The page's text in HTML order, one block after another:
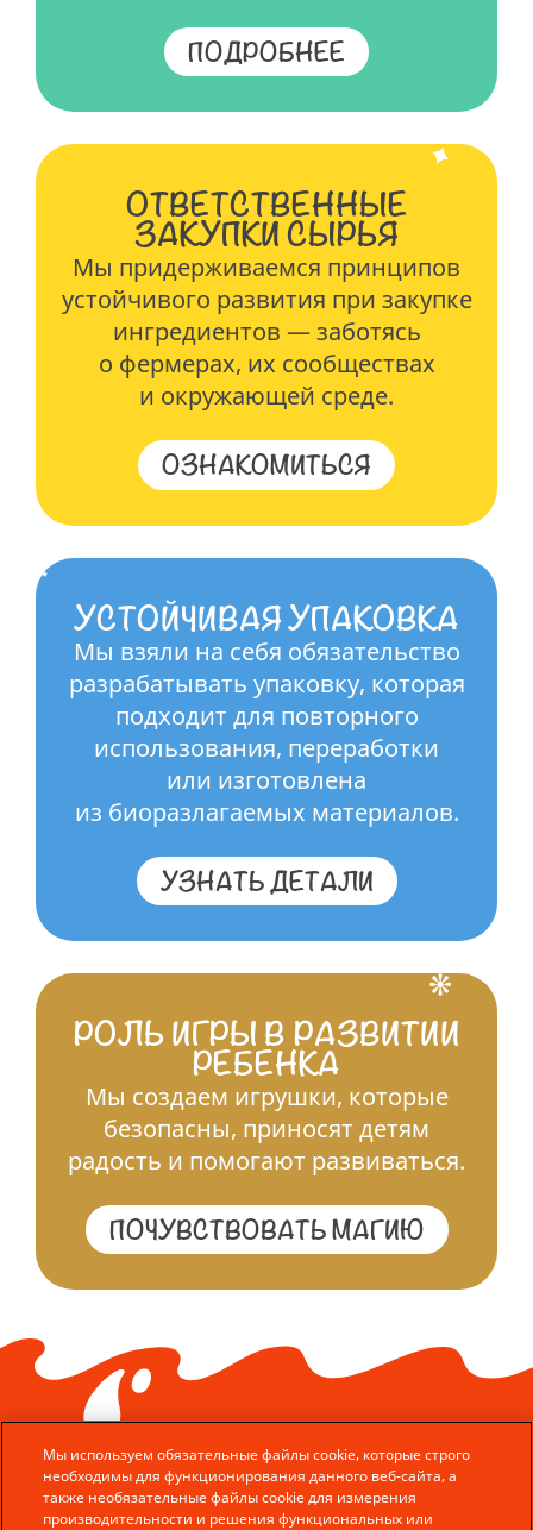
ПОДРОБНЕЕ
ОТВЕТСТВЕННЫЕ
ЗАКУПКИ СЫРЬЯ
Мы придерживаемся принципов
устойчивого развития при закупке
ингредиентов — заботясь
о фермерах, их сообществах
и окружающей среде.
ОЗНАКОМИТЬСЯ
УСТОЙЧИВАЯ УПАКОВКА
Мы взяли на себя обязательство
разрабатывать упаковку, которая
подходит для повторного
использования, переработки
или изготовлена
из биоразлагаемых материалов.
УЗНАТЬ ДЕТАЛИ
РОЛЬ ИГРЫ В РАЗВИТИИ
РЕБЕНКА
Мы создаем игрушки, которые
безопасны, приносят детям
радость и помогают развиваться.
ПОЧУВСТВОВАТЬ МАГИЮ
Мы используем обязательные файлы cookie, которые строго
необходимы для функционирования данного веб-сайта, а
также необязательные файлы cookie для измерения
производительности и решения функциональных или